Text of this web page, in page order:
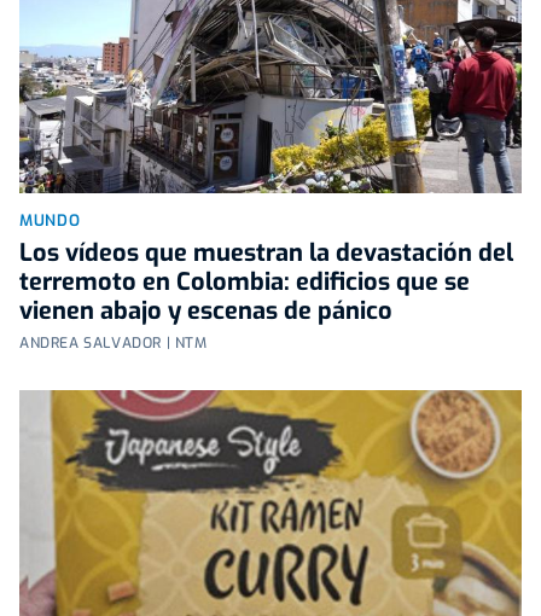
MUNDO
Los vídeos que muestran la devastación del
terremoto en Colombia: edificios que se
vienen abajo y escenas de pánico
ANDREA SALVADOR | NTM